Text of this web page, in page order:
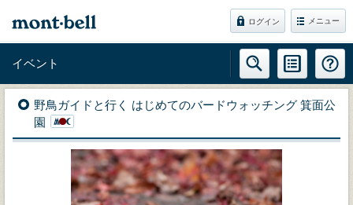
ログイン メニュー
イベント
野鳥ガイドと行く はじめてのバードウォッチング 箕面公
園